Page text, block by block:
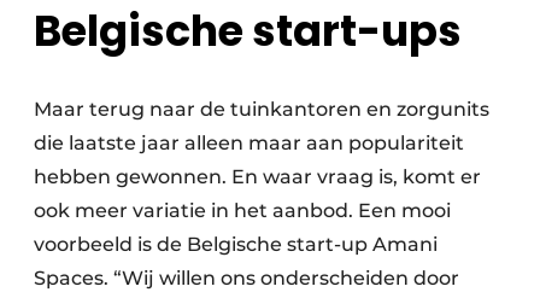
Belgische start-ups
Maar terug naar de tuinkantoren en zorgunits
die laatste jaar alleen maar aan populariteit
hebben gewonnen. En waar vraag is, komt er
ook meer variatie in het aanbod. Een mooi
voorbeeld is de Belgische start-up Amani
Spaces. “Wij willen ons onderscheiden door